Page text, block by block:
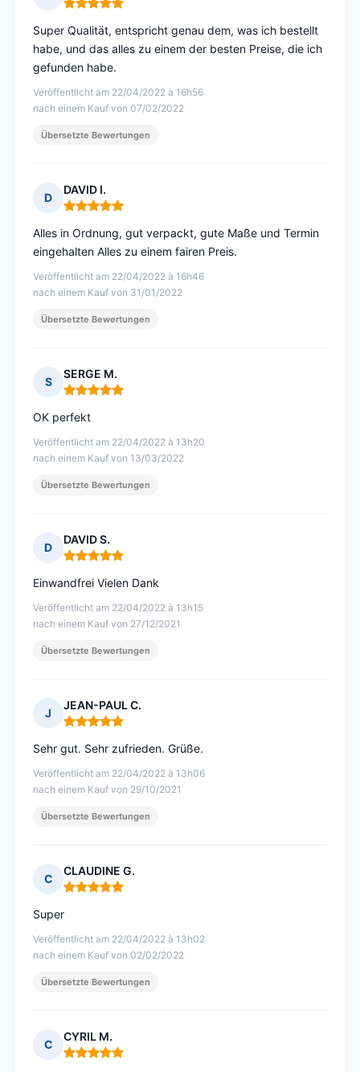
Hinweis: 5 von 5
Veröffentlicht am 22/04/2022 à 16h56
nach einem Kauf von 07/02/2022
Super Qualität, entspricht genau dem, was ich bestellt
habe, und das alles zu einem der besten Preise, die ich
gefunden habe.
Übersetzte Bewertungen
D
DAVID I.
Hinweis: 5 von 5
Veröffentlicht am 22/04/2022 à 16h46
nach einem Kauf von 31/01/2022
Alles in Ordnung, gut verpackt, gute Maße und Termin
eingehalten Alles zu einem fairen Preis.
Übersetzte Bewertungen
S
SERGE M.
Hinweis: 5 von 5
Veröffentlicht am 22/04/2022 à 13h20
nach einem Kauf von 13/03/2022
OK perfekt
Übersetzte Bewertungen
D
DAVID S.
Hinweis: 5 von 5
Veröffentlicht am 22/04/2022 à 13h15
nach einem Kauf von 27/12/2021
Einwandfrei Vielen Dank
Übersetzte Bewertungen
J
JEAN-PAUL C.
Hinweis: 5 von 5
Veröffentlicht am 22/04/2022 à 13h06
nach einem Kauf von 29/10/2021
Sehr gut. Sehr zufrieden. Grüße.
Übersetzte Bewertungen
C
CLAUDINE G.
Hinweis: 5 von 5
Veröffentlicht am 22/04/2022 à 13h02
nach einem Kauf von 02/02/2022
Super
Übersetzte Bewertungen
C
CYRIL M.
Hinweis: 5 von 5